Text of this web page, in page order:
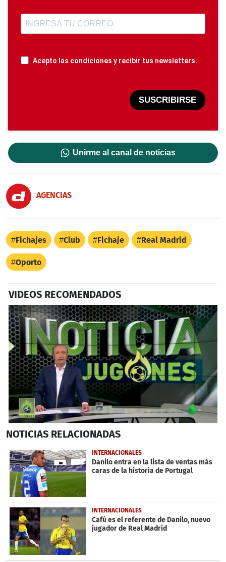
Acepto las condiciones y recibir tus newsletters.
SUSCRIBIRSE
Unirme al canal de noticias
AGENCIAS
Fichajes Club Fichaje Real Madrid
Oporto
VIDEOS RECOMENDADOS
seconds
26
seconds
NOTICIAS RELACIONADAS
INTERNACIONALES
Danilo entra en la lista de ventas más
caras de la historia de Portugal
INTERNACIONALES
Cafú es el referente de Danilo, nuevo
jugador de Real Madrid